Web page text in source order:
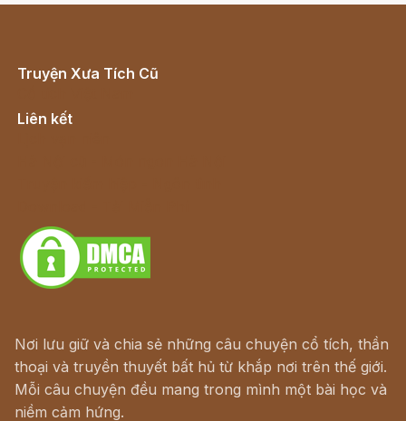
Truyện Xưa Tích Cũ
Liên kết
Nơi lưu giữ và chia sẻ những câu chuyện cổ tích, thần
thoại và truyền thuyết bất hủ từ khắp nơi trên thế giới.
Mỗi câu chuyện đều mang trong mình một bài học và
niềm cảm hứng.